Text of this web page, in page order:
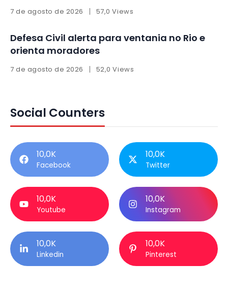
7 de agosto de 2026 57,0 Views
Defesa Civil alerta para ventania no Rio e
orienta moradores
7 de agosto de 2026 52,0 Views
Social Counters
10,0K
Facebook
10,0K
Twitter
10,0K
Youtube
10,0K
Instagram
10,0K
Linkedin
10,0K
Pinterest